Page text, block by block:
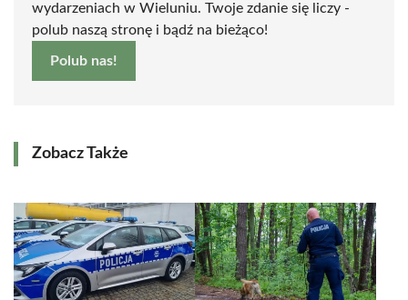
wydarzeniach w Wieluniu. Twoje zdanie się liczy -
polub naszą stronę i bądź na bieżąco!
Polub nas!
Zobacz Także